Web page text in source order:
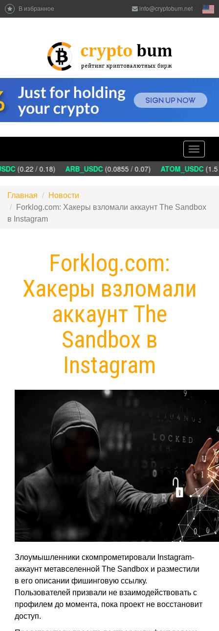
В избранное info@cryptobum.net
Toggle
(0.22 / 0.18) ARB_USDC(0.0855 / 0.07) ATOM_USDC(1.5
Главная
Новости
Forklog.com: Хакеры взломали аккаунт The Sandbox
в Instagram
Forklog.com:
Хакеры взломали
аккаунт The
Sandbox в
Instagram
Злоумышленники скомпрометировали Instagram-
аккаунт метавселенной The Sandbox и разместили
в его описании фишинговую ссылку.
Пользователей призвали не взаимодействовать с
профилем до момента, пока проект не восстановит
доступ.